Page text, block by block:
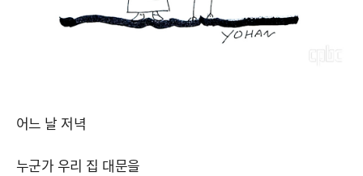
어느 날 저녁
누군가 우리 집 대문을